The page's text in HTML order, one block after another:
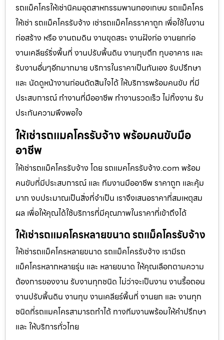
รถแม็คโครให้เช่านิคมอุตสาหกรรมพานทองเกษม รถแม็คโคร
ให้เช่า รถแม็คโครรับจ้าง เช่ารถแม็คโครราคาถูก เพื่อใช้ในงาน
ก่อสร้าง หรือ งานถมดิน งานขุดสระ งานฝังท่อ งานยกท่อ
งานเคลียร์ริ่งพื้นที่ งานปรับพื้นดิน งานทุบตึก ทุบอาคาร และ
รับงานอื่นๆอีกมากมาย บริการในราคาเป็นกันเอง รับปรึกษา
และ นัดดูหน้างานก่อนตัดสินใจได้ ให้บริการพร้อมคนขับ ที่มี
ประสบการณ์ ทำงานที่มืออาชีพ ทำงานรวดเร็ว ไม่ทิ้งงาน รับ
ประกันความพึงพอใจ
ให้เช่ารถแมคโครรับจ้าง พร้อมคนขับมือ
อาชีพ
ให้เช่ารถแม็คโครรับจ้าง โดย รถแมคโครรับจ้าง.com พร้อม
คนขับที่มีประสบการณ์ และ ทีมงานมืออาชีพ ราคาถูก และคุ้ม
มาก งบประมาณเป็นสิ่งที่จำเป็น เราจึงเสนอราคาที่สมเหตุสม
ผล เพื่อให้คุณได้ใช้บริการที่มีคุณภาพในราคาที่เข้าถึงได้
ให้เช่ารถแมคโครหลายขนาด รถแม็คโครรับจ้าง
ให้เช่ารถแม็คโครหลายขนาด รถแม็คโครรับจ้าง เรามีรถ
แม็คโครหลากหลายรุ่น และ หลายขนาด ให้คุณเลือกตามความ
ต้องการของงาน รับงานทุกชนิด ไม่ว่าจะเป็นงาน งานรื้อถอน
งานปรับพื้นดิน งานทุบ งานเคลียร์พื้นที่ งานยก และ งานทุก
ชนิดที่รถแมคโครสามารถทำได้ ทางทีมงานพร้อมให้คำปรึกษา
และ ให้บริการทั่วไทย